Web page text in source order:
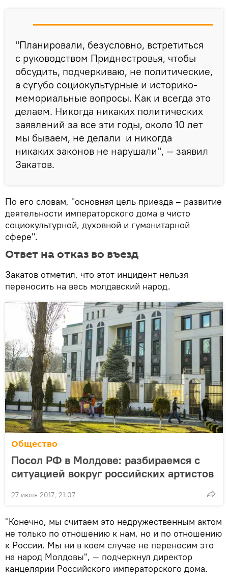
"Планировали, безусловно, встретиться
с руководством Приднестровья, чтобы
обсудить, подчеркиваю, не политические,
а сугубо социокультурные и историко-
мемориальные вопросы. Как и всегда это
делаем. Никогда никаких политических
заявлений за все эти годы, около 10 лет
мы бываем, не делали и никогда
никаких законов не нарушали", — заявил
Закатов.
По его словам, "основная цель приезда – развитие
деятельности императорского дома в чисто
социокультурной, духовной и гуманитарной
сфере".
Ответ на отказ во въезд
Закатов отметил, что этот инцидент нельзя
переносить на весь молдавский народ.
Общество
Посол РФ в Молдове: разбираемся с
ситуацией вокруг российских артистов
27 июля 2017, 21:07
"Конечно, мы считаем это недружественным актом
не только по отношению к нам, но и по отношению
к России. Мы ни в коем случае не переносим это
на народ Молдовы", — подчеркнул директор
канцелярии Российского императорского дома.